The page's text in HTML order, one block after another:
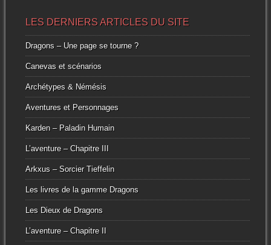
LES DERNIERS ARTICLES DU SITE
Dragons – Une page se tourne ?
Canevas et scénarios
Archétypes & Némésis
Aventures et Personnages
Karden – Paladin Humain
L’aventure – Chapitre III
Arkxus – Sorcier Tieffelin
Les livres de la gamme Dragons
Les Dieux de Dragons
L’aventure – Chapitre II